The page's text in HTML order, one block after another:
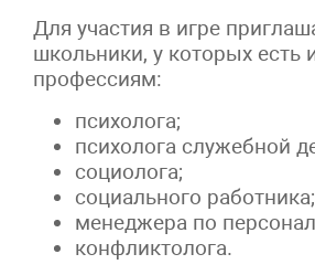
Для участия в игре
школьники, у которых есть
профессиям:
психолога;
психолога служебной
социолога;
социального работника;
менеджера по
конфликтолога.